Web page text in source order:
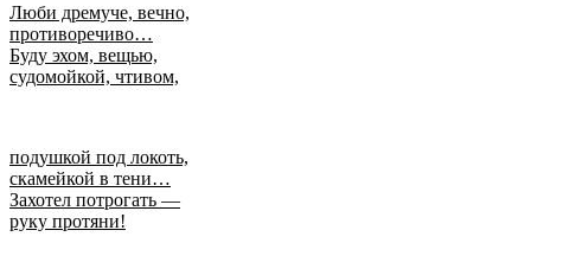
Люби дремуче, вечно,
противоречиво…
Буду эхом, вещью,
судомойкой, чтивом,
подушкой под локоть,
скамейкой в тени…
Захотел потрогать —
руку протяни!